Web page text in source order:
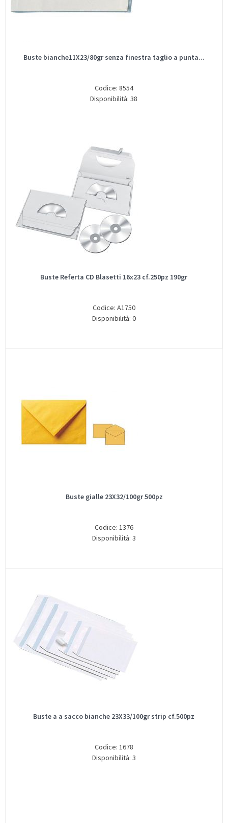
Buste bianche11X23/80gr senza finestra taglio a punta...
Codice: 8554
Disponibilità: 38
Buste Referta CD Blasetti 16x23 cf.250pz 190gr
Codice: A1750
Disponibilità: 0
Buste gialle 23X32/100gr 500pz
Codice: 1376
Disponibilità: 3
Buste a a sacco bianche 23X33/100gr strip cf.500pz
Codice: 1678
Disponibilità: 3